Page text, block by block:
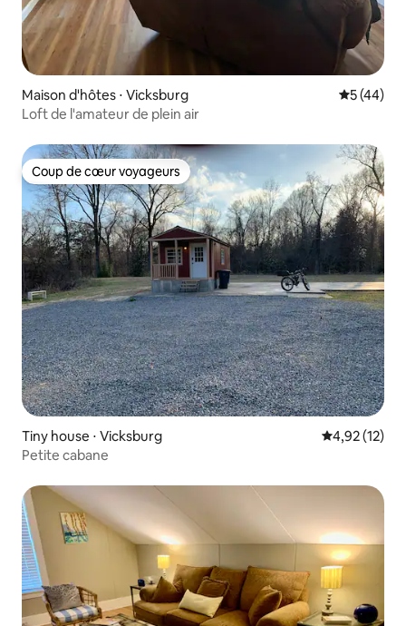
Maison d'hôtes ⋅ Vicksburg
5 (44)
Loft de l'amateur de plein air
Coup de cœur voyageurs
Coup de cœur voyageurs
Tiny house ⋅ Vicksburg Évaluation
4,92 (12)
Petite cabane